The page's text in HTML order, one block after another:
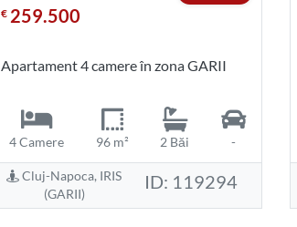
€ 259.500
Apartament 4 camere în zona GARII
4 Camere 96 m² 2 Băi -
Cluj-Napoca, IRIS
(GARII)
ID: 119294